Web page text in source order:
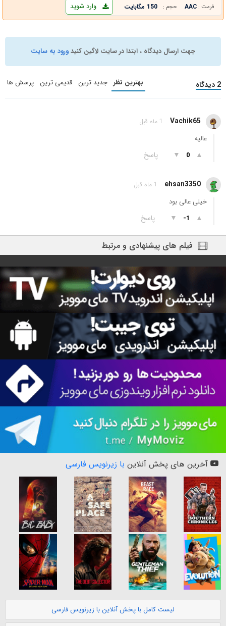
فرمت : AAC حجم : 150 مگابایت وارد شوید
جهت ارسال دیدگاه ، ابتدا در سایت لاگین کنیدورود به سایت
2 دیدگاه بهترین نظر جدید ترین قدیمی ترین پرسش ها
Vachik65 1 ماه قبل
عالیه
▲
0
▼ پاسخ
ehsan3350 1 ماه قبل
خیلی عالی بود
▲
-1
▼ پاسخ
فیلم های پیشنهادی و مرتبط
آخرین های پخش آنلاین با زیرنویس فارسی
لیست کامل با پخش آنلاین با زیرنویس فارسی